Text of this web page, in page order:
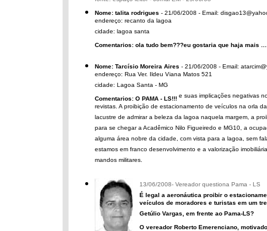
Nome: talita rodrigues - 21/06/2008 - Email:
endereço: recanto da lagoa
cidade: lagoa santa
Comentarios: ola tudo bem???eu gostaria que haja mais
Nome: Tarcísio Moreira Aires - 21/06/2008 - Email:
endereço: Rua Ver. Ildeu Viana Matos 521
cidade: Lagoa Santa - MG
Comentarios: O PAMA - LS!!! e suas implicações negativas
revistas. A proibição de estacionamento de veículos na orla
lacustre de admirar a beleza da lagoa naquela margem, a
para se chegar a Acadêmico Nilo Figueiredo e MG10, a
alguma área nobre da cidade, com vista para a lagoa, sem
estamos em franco desenvolvimento e a valorização
mandos militares.
13/06/2008- Vereador questiona Pama - LS
É legal a aeronáutica proibir o
veículos de moradores e turistas em um
Getúlio Vargas, em frente ao Pama-LS?
O vereador Roberto Emerenciano,